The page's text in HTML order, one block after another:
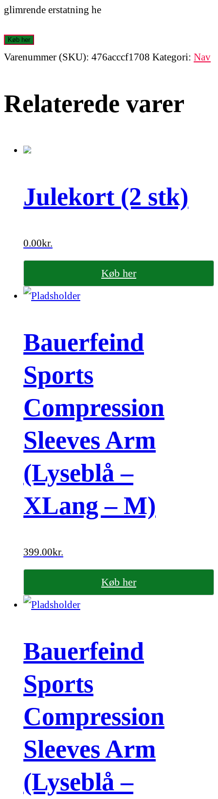
glimrende erstatning he
Køb her
Varenummer (SKU): 476acccf1708 Kategori: Nav
Relaterede varer
Julekort (2 stk)
0.00kr.
Køb her
Bauerfeind
Sports
Compression
Sleeves Arm
(Lyseblå –
XLang – M)
399.00kr.
Køb her
Bauerfeind
Sports
Compression
Sleeves Arm
(Lyseblå –